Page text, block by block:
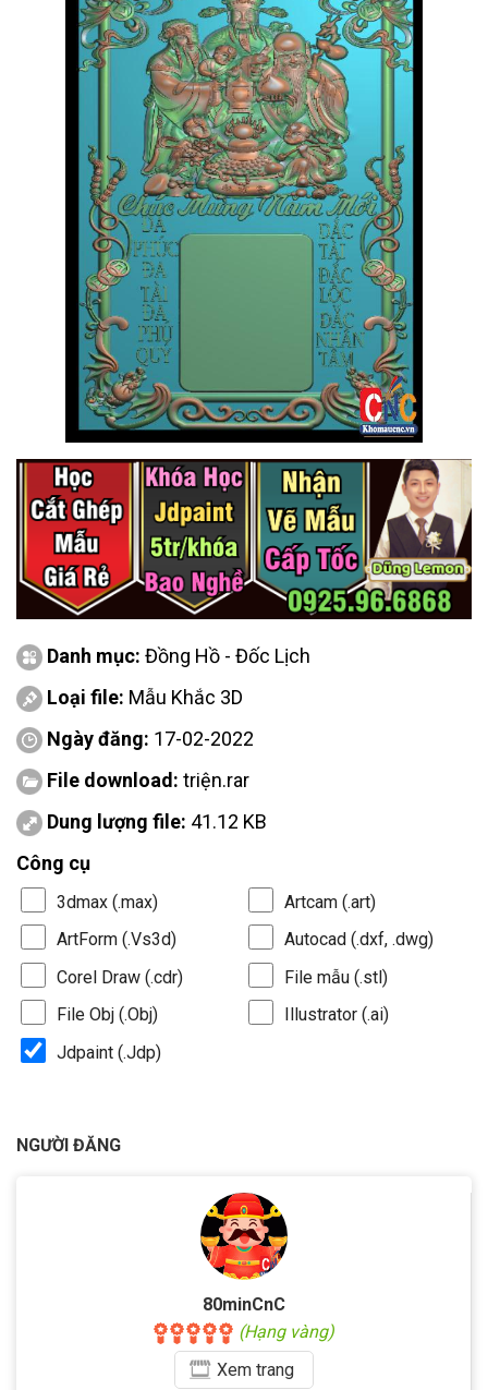
Danh mục: Đồng Hồ - Đốc Lịch
Loại file: Mẫu Khắc 3D
Ngày đăng: 17-02-2022
File download: triện.rar
Dung lượng file: 41.12 KB
Công cụ
3dmax (.max)
Artcam (.art)
ArtForm (.Vs3d)
Autocad (.dxf, .dwg)
Corel Draw (.cdr)
File mẫu (.stl)
File Obj (.Obj)
Illustrator (.ai)
Jdpaint (.Jdp)
NGƯỜI ĐĂNG
80minCnC
(Hạng vàng)
Xemtrang